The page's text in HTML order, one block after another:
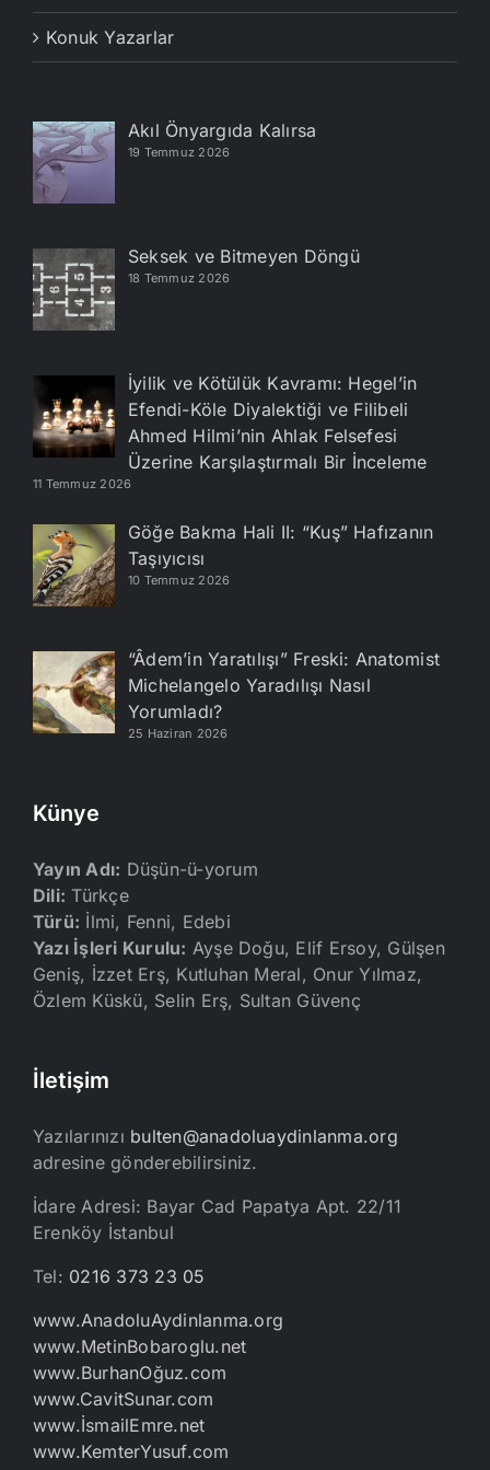
Konuk Yazarlar
Akıl Önyargıda Kalırsa
19 Temmuz 2026
Seksek ve Bitmeyen Döngü
18 Temmuz 2026
İyilik ve Kötülük Kavramı: Hegel’in
Efendi-Köle Diyalektiği ve Filibeli
Ahmed Hilmi’nin Ahlak Felsefesi
Üzerine Karşılaştırmalı Bir İnceleme
11 Temmuz 2026
Göğe Bakma Hali II: “Kuş” Hafızanın
Taşıyıcısı
10 Temmuz 2026
“Âdem’in Yaratılışı” Freski: Anatomist
Michelangelo Yaradılışı Nasıl
Yorumladı?
25 Haziran 2026
Künye
Yayın Adı: Düşün-ü-yorum
Dili: Türkçe
Türü: İlmi, Fenni, Edebi
Yazı İşleri Kurulu: Ayşe Doğu, Elif Ersoy, Gülşen
Geniş, İzzet Erş, Kutluhan Meral, Onur Yılmaz,
Özlem Küskü, Selin Erş, Sultan Güvenç
İletişim
Yazılarınızı bulten@anadoluaydinlanma.org
adresine gönderebilirsiniz.
İdare Adresi: Bayar Cad Papatya Apt. 22/11
Erenköy İstanbul
Tel: 0216 373 23 05
www.AnadoluAydinlanma.org
www.MetinBobaroglu.net
www.BurhanOğuz.com
www.CavitSunar.com
www.İsmailEmre.net
www.KemterYusuf.com